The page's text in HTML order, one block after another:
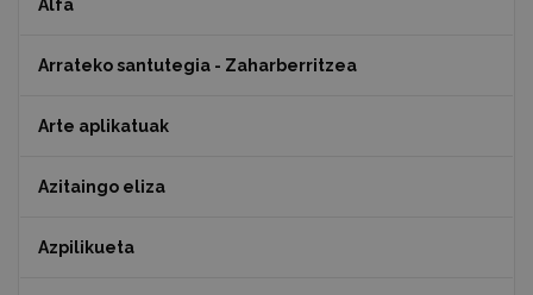
Alfa
Arrateko santutegia - Zaharberritzea
Arte aplikatuak
Azitaingo eliza
Azpilikueta